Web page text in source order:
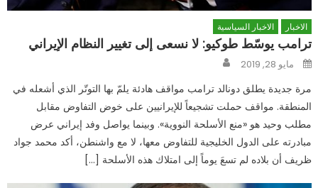
الاخبار الاخبار السياسية
ترامب يوسّط طوكيو: لا نسعى إلى تغيير النظام الإيراني
Posted
onمايو 28, 2019
مرة جديدة يطلق دونالد ترامب مواقف هادئة يلمّ بها التوتّر الذي أشعله في
المنطقة. مواقف حملت تشجيعاً للإيرانيين على خوض التفاوض مقابل
مطلب وحيد هو «منع الأسلحة النووية». وبينما يواصل وفد إيراني عرض
مبادرته على الدول الخليجية للتفاوض معها، لا مع واشنطن، أكد محمد جواد
ظريف أن بلاده لم تسعَ يوماً إلى امتلاك هذه الأسلحة […]